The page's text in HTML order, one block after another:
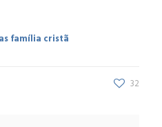
família cristã
32